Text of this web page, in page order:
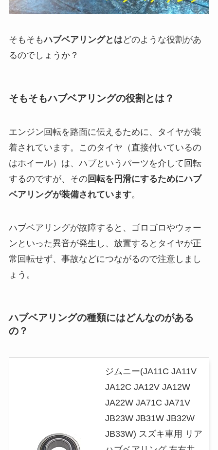
そもそもハブベアリングとは どのような役割があ
るのでしょうか？
そもそもハブベアリングの役割とは？
エンジン回転を路面に伝えるために、タイヤが装
着されています。このタイヤ（直接付いているの
はホイール）は、ハブというパーツを介して回転
するのですが、その回転を円滑にするためにハブ
ベアリングが装備されています。
ハブベアリングが故障すると、ゴロゴロやウォー
ンといった異音が発生し、放置するとタイヤが正
常回転せず、事故などにつながるので注意しまし
ょう。
ハブベアリングの種類にはどんなのがある
の？
ジムニー(JA11C JA11V
JA12C JA12V JA12W
JA22W JA71C JA71V
JB23W JB31W JB32W
JB33W) スズキ車用 リア